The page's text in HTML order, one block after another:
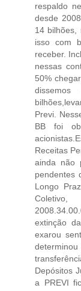
respaldo
desde
14 bilhões,
isso com
receber.
nessas
50%
Previ.
BB foi
Receitas
ainda não
pendentes
Longo
Coletivo,
extinção
exarou
Depósitos
a PREVI